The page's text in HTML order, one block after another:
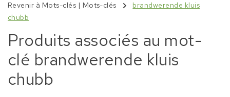
Revenir à Mots-clés | Mots-clés
brandwerende kluis
chubb
Produits associés au mot-
clé brandwerende kluis
chubb